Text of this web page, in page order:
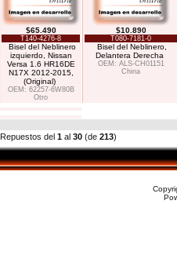
$65.490
T140-4276-8
Bisel del Neblinero
izquierdo, Nissan
Versa 1.6 HR16DE
N17X 2012-2015,
(Original)
OEM: 62257-6W80B
Otro
$10.890
T080-7181-0
Bisel del Neblinero,
Delantera Derecha
OEM: ALS-CH01151
China
Repuestos del 1 al 30 (de 213)